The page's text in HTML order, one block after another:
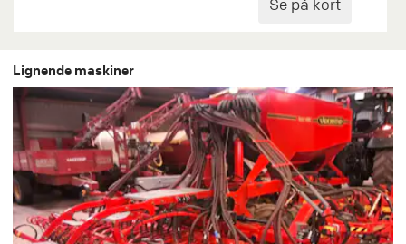
Lignende maskiner